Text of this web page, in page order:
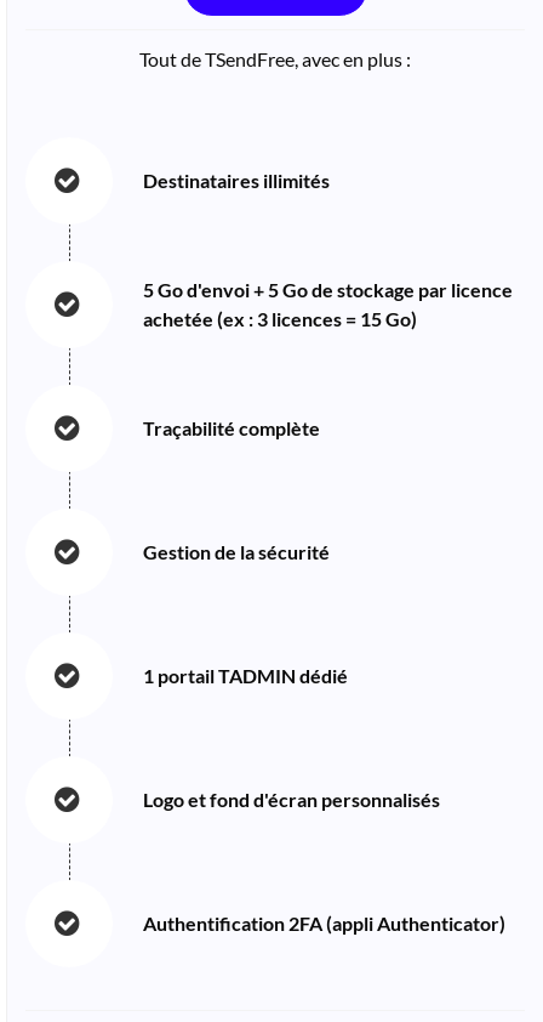
Tout de TSendFree, avec en plus :
Destinataires illimités
5 Go d'envoi + 5 Go de stockage par licence
achetée (ex : 3 licences = 15 Go)
Traçabilité complète
Gestion de la sécurité
1 portail TADMIN dédié
Logo et fond d'écran personnalisés
Authentification 2FA (appli Authenticator)